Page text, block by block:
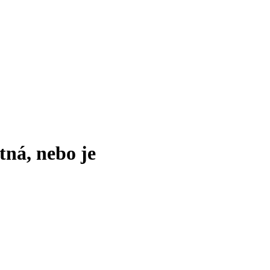
nebo je